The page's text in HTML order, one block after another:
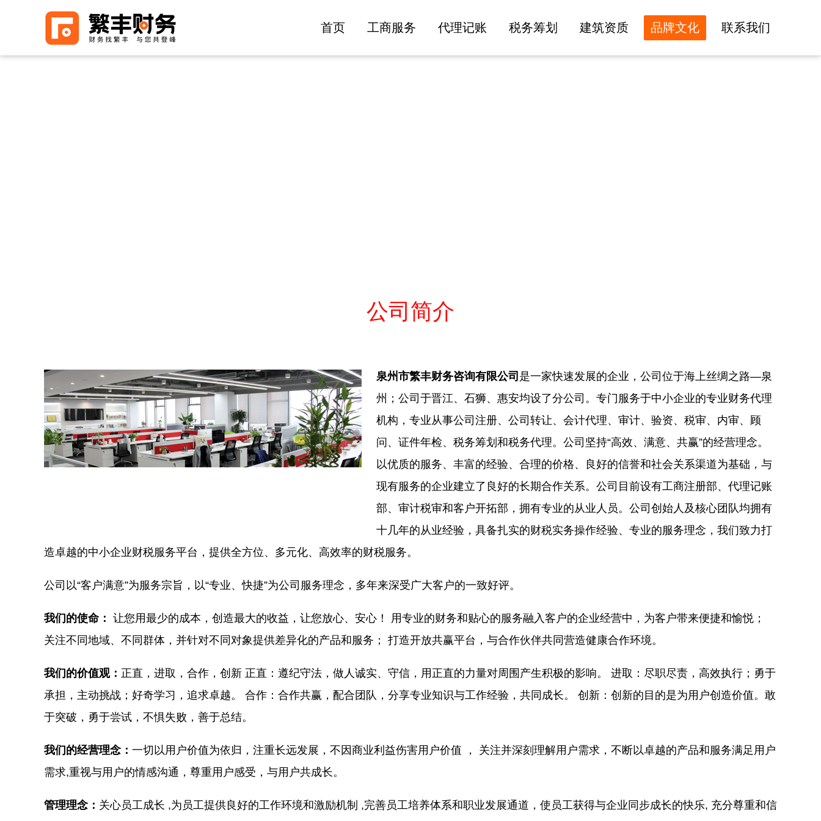
首页 工商服务 代理记账 税务筹划 建筑资质 品牌文化 联系我们
公司简介
泉州市繁丰财务咨询有限公司 是一家快速发展的企业，公司位于海上丝绸之路—泉
州；公司于晋江、石狮、惠安均设了分公司。专门服务于中小企业的专业财务代理
机构，专业从事公司注册、公司转让、会计代理、审计、验资、税审、内审、顾
问、证件年检、税务筹划和税务代理。公司坚持“高效、满意、共赢”的经营理念。
以优质的服务、丰富的经验、合理的价格、良好的信誉和社会关系渠道为基础，与
现有服务的企业建立了良好的长期合作关系。公司目前设有工商注册部、代理记账
部、审计税审和客户开拓部，拥有专业的从业人员。公司创始人及核心团队均拥有
十几年的从业经验，具备扎实的财税实务操作经验、专业的服务理念，我们致力打
造卓越的中小企业财税服务平台，提供全方位、多元化、高效率的财税服务。
公司以“客户满意”为服务宗旨，以“专业、快捷”为公司服务理念，多年来深受广大客户的一致好评。
我们的使命： 让您用最少的成本，创造最大的收益，让您放心、安心！ 用专业的财务和贴心的服务融入客户的企业经营中，为客户带来便捷和愉悦；
关注不同地域、不同群体，并针对不同对象提供差异化的产品和服务； 打造开放共赢平台，与合作伙伴共同营造健康合作环境。
我们的价值观： 正直，进取，合作，创新 正直：遵纪守法，做人诚实、守信，用正直的力量对周围产生积极的影响。 进取：尽职尽责，高效执行；勇于
承担，主动挑战；好奇学习，追求卓越。 合作：合作共赢，配合团队，分享专业知识与工作经验，共同成长。 创新：创新的目的是为用户创造价值。敢
于突破，勇于尝试，不惧失败，善于总结。
我们的经营理念： 一切以用户价值为依归，注重长远发展，不因商业利益伤害用户价值 ， 关注并深刻理解用户需求，不断以卓越的产品和服务满足用户
需求,重视与用户的情感沟通，尊重用户感受，与用户共成长。
管理理念： 关心员工成长 ,为员工提供良好的工作环境和激励机制 ,完善员工培养体系和职业发展通道，使员工获得与企业同步成长的快乐, 充分尊重和信